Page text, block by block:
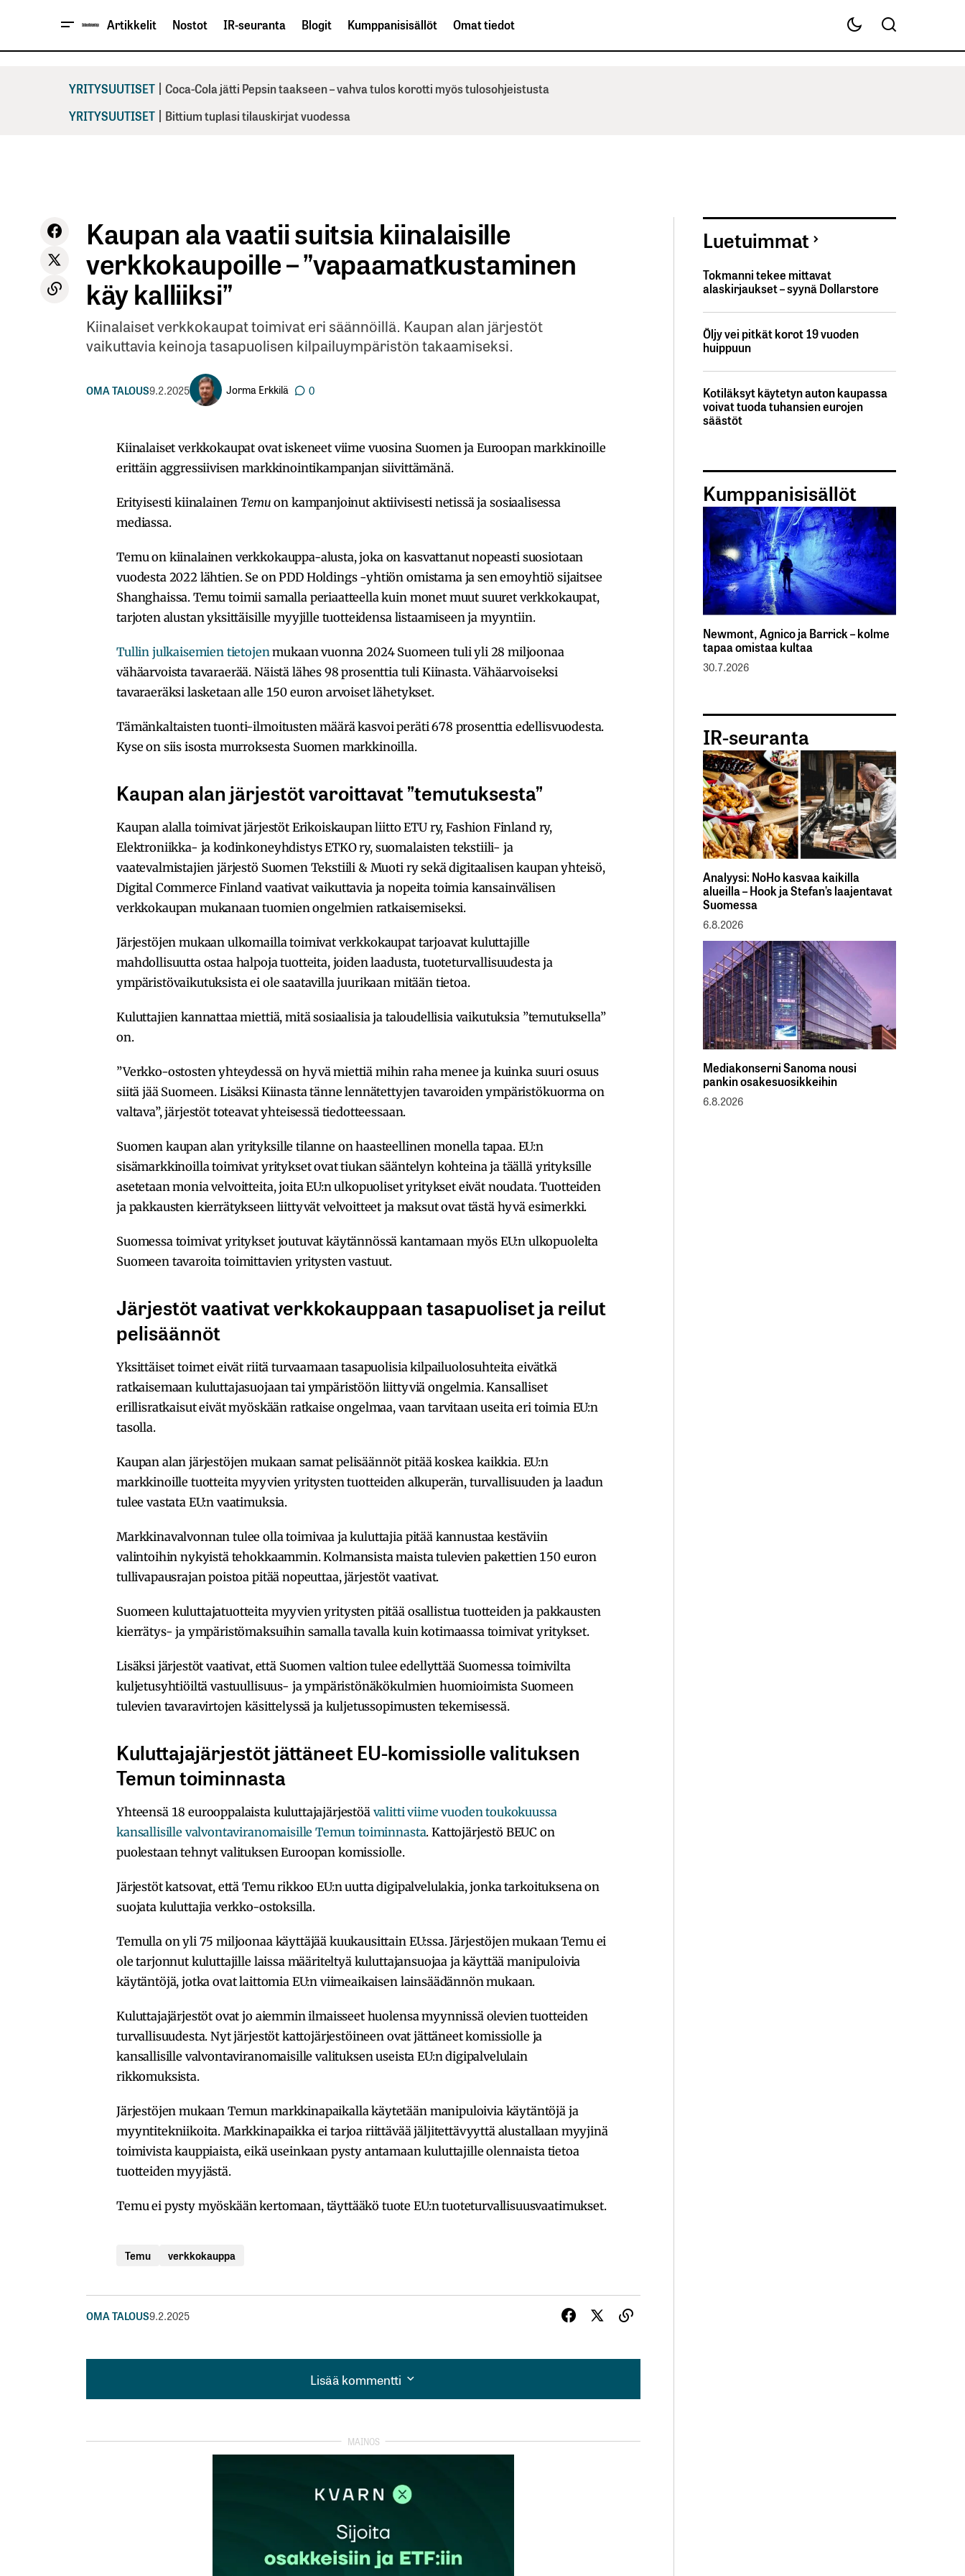
Artikkelit Nostot IR-seuranta Blogit Kumppanisisällöt Omat tiedot
YRITYSUUTISET | Coca-Cola jätti Pepsin taakseen – vahva tulos korotti myös tulosohjeistusta
YRITYSUUTISET | Bittium tuplasi tilauskirjat vuodessa
Kaupan ala vaatii suitsia kiinalaisille
verkkokaupoille – ”vapaamatkustaminen
käy kalliiksi”
Kiinalaiset verkkokaupat toimivat eri säännöillä. Kaupan alan järjestöt
vaikuttavia keinoja tasapuolisen kilpailuympäristön takaamiseksi.
OMA TALOUS9.2.2025 Jorma Erkkilä 0
Kiinalaiset verkkokaupat ovat iskeneet viime vuosina Suomen ja Euroopan markkinoille
erittäin aggressiivisen markkinointikampanjan siivittämänä.
Erityisesti kiinalainen Temu on kampanjoinut aktiivisesti netissä ja sosiaalisessa
mediassa.
Temu on kiinalainen verkkokauppa-alusta, joka on kasvattanut nopeasti suosiotaan
vuodesta 2022 lähtien. Se on PDD Holdings -yhtiön omistama ja sen emoyhtiö sijaitsee
Shanghaissa. Temu toimii samalla periaatteella kuin monet muut suuret verkkokaupat,
tarjoten alustan yksittäisille myyjille tuotteidensa listaamiseen ja myyntiin.
Tullin julkaisemien tietojen mukaan vuonna 2024 Suomeen tuli yli 28 miljoonaa
vähäarvoista tavaraerää. Näistä lähes 98 prosenttia tuli Kiinasta. Vähäarvoiseksi
tavaraeräksi lasketaan alle 150 euron arvoiset lähetykset.
Tämänkaltaisten tuonti-ilmoitusten määrä kasvoi peräti 678 prosenttia edellisvuodesta.
Kyse on siis isosta murroksesta Suomen markkinoilla.
Kaupan alan järjestöt varoittavat ”temutuksesta”
Kaupan alalla toimivat järjestöt Erikoiskaupan liitto ETU ry, Fashion Finland ry,
Elektroniikka- ja kodinkoneyhdistys ETKO ry, suomalaisten tekstiili- ja
vaatevalmistajien järjestö Suomen Tekstiili & Muoti ry sekä digitaalisen kaupan yhteisö,
Digital Commerce Finland vaativat vaikuttavia ja nopeita toimia kansainvälisen
verkkokaupan mukanaan tuomien ongelmien ratkaisemiseksi.
Järjestöjen mukaan ulkomailla toimivat verkkokaupat tarjoavat kuluttajille
mahdollisuutta ostaa halpoja tuotteita, joiden laadusta, tuoteturvallisuudesta ja
ympäristövaikutuksista ei ole saatavilla juurikaan mitään tietoa.
Kuluttajien kannattaa miettiä, mitä sosiaalisia ja taloudellisia vaikutuksia ”temutuksella”
on.
”Verkko-ostosten yhteydessä on hyvä miettiä mihin raha menee ja kuinka suuri osuus
siitä jää Suomeen. Lisäksi Kiinasta tänne lennätettyjen tavaroiden ympäristökuorma on
valtava”, järjestöt toteavat yhteisessä tiedotteessaan.
Suomen kaupan alan yrityksille tilanne on haasteellinen monella tapaa. EU:n
sisämarkkinoilla toimivat yritykset ovat tiukan sääntelyn kohteina ja täällä yrityksille
asetetaan monia velvoitteita, joita EU:n ulkopuoliset yritykset eivät noudata. Tuotteiden
ja pakkausten kierrätykseen liittyvät velvoitteet ja maksut ovat tästä hyvä esimerkki.
Suomessa toimivat yritykset joutuvat käytännössä kantamaan myös EU:n ulkopuolelta
Suomeen tavaroita toimittavien yritysten vastuut.
Järjestöt vaativat verkkokauppaan tasapuoliset ja reilut
pelisäännöt
Yksittäiset toimet eivät riitä turvaamaan tasapuolisia kilpailuolosuhteita eivätkä
ratkaisemaan kuluttajasuojaan tai ympäristöön liittyviä ongelmia. Kansalliset
erillisratkaisut eivät myöskään ratkaise ongelmaa, vaan tarvitaan useita eri toimia EU:n
tasolla.
Kaupan alan järjestöjen mukaan samat pelisäännöt pitää koskea kaikkia. EU:n
markkinoille tuotteita myyvien yritysten tuotteiden alkuperän, turvallisuuden ja laadun
tulee vastata EU:n vaatimuksia.
Markkinavalvonnan tulee olla toimivaa ja kuluttajia pitää kannustaa kestäviin
valintoihin nykyistä tehokkaammin. Kolmansista maista tulevien pakettien 150 euron
tullivapausrajan poistoa pitää nopeuttaa, järjestöt vaativat.
Suomeen kuluttajatuotteita myyvien yritysten pitää osallistua tuotteiden ja pakkausten
kierrätys- ja ympäristömaksuihin samalla tavalla kuin kotimaassa toimivat yritykset.
Lisäksi järjestöt vaativat, että Suomen valtion tulee edellyttää Suomessa toimivilta
kuljetusyhtiöiltä vastuullisuus- ja ympäristönäkökulmien huomioimista Suomeen
tulevien tavaravirtojen käsittelyssä ja kuljetussopimusten tekemisessä.
Kuluttajajärjestöt jättäneet EU-komissiolle valituksen
Temun toiminnasta
Yhteensä 18 eurooppalaista kuluttajajärjestöä valitti viime vuoden toukokuussa
kansallisille valvontaviranomaisille Temun toiminnasta. Kattojärjestö BEUC on
puolestaan tehnyt valituksen Euroopan komissiolle.
Järjestöt katsovat, että Temu rikkoo EU:n uutta digipalvelulakia, jonka tarkoituksena on
suojata kuluttajia verkko-ostoksilla.
Temulla on yli 75 miljoonaa käyttäjää kuukausittain EU:ssa. Järjestöjen mukaan Temu ei
ole tarjonnut kuluttajille laissa määriteltyä kuluttajansuojaa ja käyttää manipuloivia
käytäntöjä, jotka ovat laittomia EU:n viimeaikaisen lainsäädännön mukaan.
Kuluttajajärjestöt ovat jo aiemmin ilmaisseet huolensa myynnissä olevien tuotteiden
turvallisuudesta. Nyt järjestöt kattojärjestöineen ovat jättäneet komissiolle ja
kansallisille valvontaviranomaisille valituksen useista EU:n digipalvelulain
rikkomuksista.
Järjestöjen mukaan Temun markkinapaikalla käytetään manipuloivia käytäntöjä ja
myyntitekniikoita. Markkinapaikka ei tarjoa riittävää jäljitettävyyttä alustallaan myyjinä
toimivista kauppiaista, eikä useinkaan pysty antamaan kuluttajille olennaista tietoa
tuotteiden myyjästä.
Temu ei pysty myöskään kertomaan, täyttääkö tuote EU:n tuoteturvallisuusvaatimukset.
Temu verkkokauppa
OMA TALOUS9.2.2025
Lisää kommentti
Lisää kommentti
Pakolliset kentät on merkitty
Luetuimmat
Tokmanni tekee mittavat
alaskirjaukset – syynä Dollarstore
Öljy vei pitkät korot 19 vuoden
huippuun
Kotiläksyt käytetyn auton kaupassa
voivat tuoda tuhansien eurojen
säästöt
Kumppanisisällöt
Newmont, Agnico ja Barrick – kolme
tapaa omistaa kultaa
30.7.2026
IR-seuranta
Analyysi: NoHo kasvaa kaikilla
alueilla – Hook ja Stefan’s laajentavat
Suomessa
6.8.2026
Mediakonserni Sanoma nousi
pankin osakesuosikkeihin
6.8.2026